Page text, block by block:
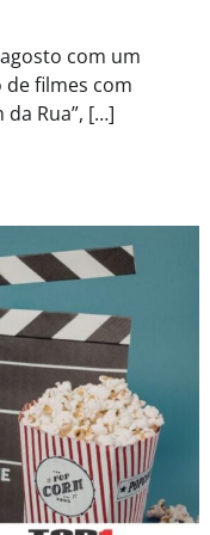
com um
filmes com
Rua”, […]